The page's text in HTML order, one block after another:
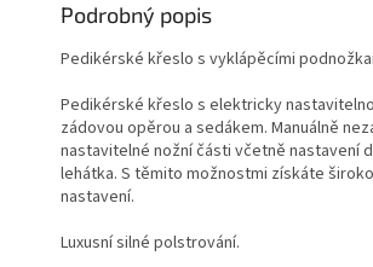
Podrobný popis
Pedikérské křeslo s vyklápěcími
Pedikérské křeslo s elektricky
zádovou opěrou a sedákem. Manuálně
nastavitelné nožní části včetně nastavení
lehátka. S těmito možnostmi získáte
nastavení.
Luxusní silné polstrování.